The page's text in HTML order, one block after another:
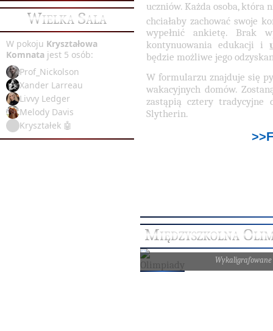
Wielka Sala
W pokoju Kryształowa
Komnata jest 5 osób:
Prof_Nickolson
Xander Larreau
Livvy Ledger
Melody Davis
Kryształek 🤖
uczniów. Każda osoba, która
chciałaby zachować swoje
wypełnić ankietę. Brak
kontynuowania edukacji i
będzie możliwe jego
W formularzu znajduje się
wakacyjnych domów.
zastąpią cztery tradycyjne
Slytherin.
Międzyszkolna